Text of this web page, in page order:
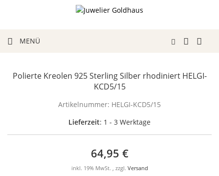
MENÜ
Polierte Kreolen 925 Sterling Silber rhodiniert HELGI-
KCD5/15
Artikelnummer: HELGI-KCD5/15
Lieferzeit: 1 - 3 Werktage
64,95 €
inkl. 19% MwSt. , zzgl. Versand